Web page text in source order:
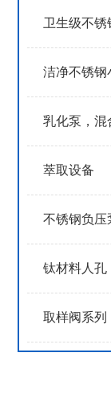
卫生级不锈
洁净不锈钢
萃取设备
不锈钢负压
钛材料人孔
取样阀系列